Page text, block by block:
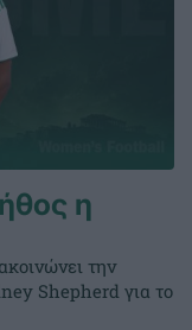
η
την
Shepherd για το